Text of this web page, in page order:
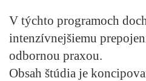
V týchto programoch
intenzívnejšiemu
odbornou praxou.
Obsah štúdia je